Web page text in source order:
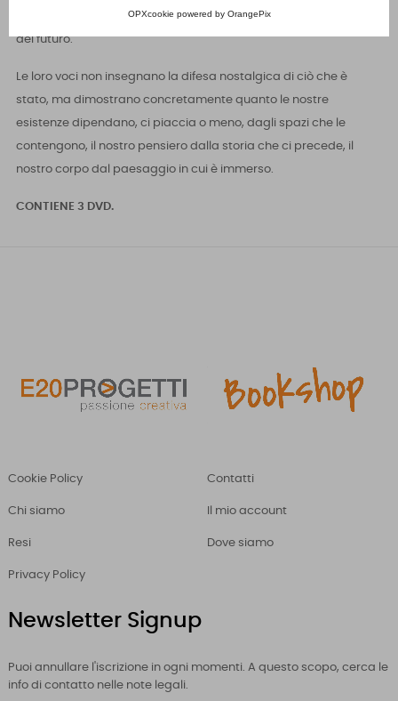
OPXcookie powered by OrangePix
specializzate dello sviluppo - un ruolo centrale nella costruzione
del futuro.
Le loro voci non insegnano la difesa nostalgica di ciò che è
stato, ma dimostrano concretamente quanto le nostre
esistenze dipendano, ci piaccia o meno, dagli spazi che le
contengono, il nostro pensiero dalla storia che ci precede, il
nostro corpo dal paesaggio in cui è immerso.
CONTIENE 3 DVD.
Cookie Policy
Chi siamo
Resi
Privacy Policy
Contatti
Il mio account
Dove siamo
Newsletter Signup
Puoi annullare l'iscrizione in ogni momenti. A questo scopo, cerca le
info di contatto nelle note legali.